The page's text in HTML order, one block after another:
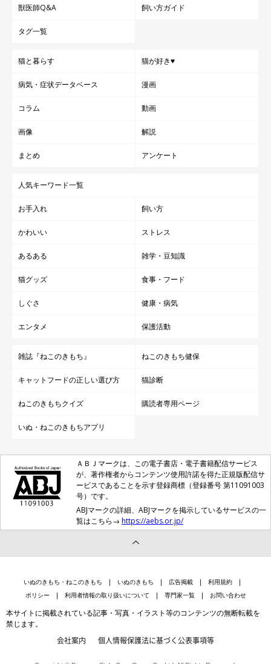
獣医師Q&A 飼い方ガイド
タグ一覧
猫と暮らす 猫が好き♥
病気・症状データベース 漫画
コラム 動画
画像 解説
まとめ アンケート
人気キーワード一覧
お手入れ 飼い方
かわいい ストレス
あるある 雑学・豆知識
猫グッズ 食事・フード
しぐさ 健康・病気
エンタメ 保護活動
雑誌『ねこのきもち』 ねこのきもち健保
キャットフードの正しい選び方 猫診断
ねこのきもちクイズ 購読者専用ページ
いぬ・ねこのきもちアプリ
ＡＢＪマークは、この電子書店・電子書籍配信サービス
が、著作権者からコンテンツ使用許諾を得た正規版配信サ
ービスであることを示す登録商標（登録番号 第11091003
号）です。
ABJマークの詳細、ABJマークを掲示しているサービスの一
覧はこちら→ https://aebs.or.jp/
いぬのきもち・ねこのきもち いぬのきもち 広告掲載
利用規約
ポリシー
利用者情報の取り扱いについて 専門家一覧 お問い合わせ
本サイトに掲載されている記事・写真・イラスト等のコンテンツの無断転載を
禁じます。
会社案内 個人情報保護法に基づく公表事項等